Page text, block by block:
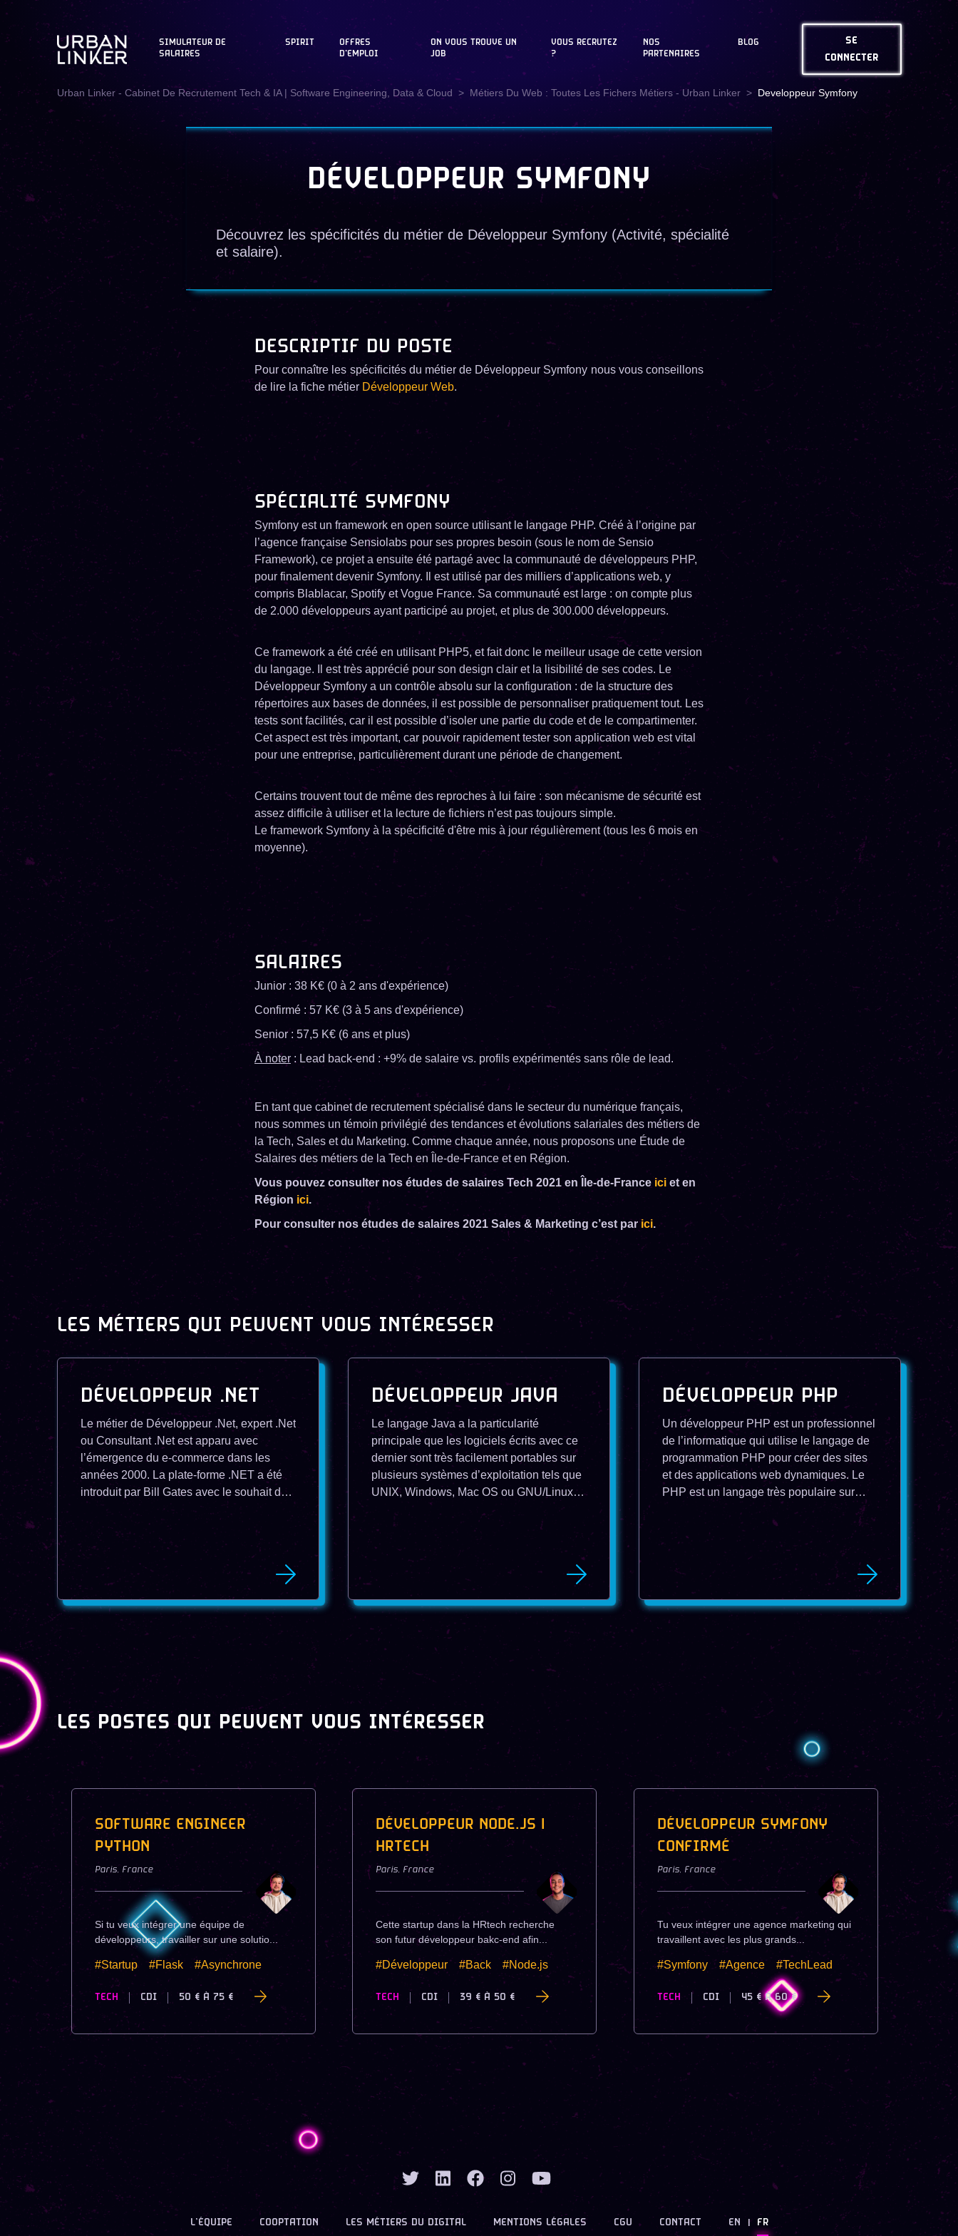
SIMULATEUR DE
SALAIRES
SPIRIT
OFFRES
D'EMPLOI
ON VOUS TROUVE UN
JOB
VOUS RECRUTEZ
?
NOS
PARTENAIRES
BLOG
SE
CONNECTER
Urban Linker - Cabinet De Recrutement Tech & IA | Software Engineering, Data & Cloud Métiers Du Web : Toutes Les Fichers Métiers - Urban Linker Developpeur Symfony
DÉVELOPPEUR SYMFONY
Découvrez les spécificités du métier de Développeur Symfony (Activité, spécialité
et salaire).
DESCRIPTIF DU POSTE
Pour connaître les spécificités du métier de Développeur Symfony nous vous conseillons
de lire la fiche métier Développeur Web.
SPÉCIALITÉ SYMFONY
Symfony est un framework en open source utilisant le langage PHP. Créé à l’origine par
l’agence française Sensiolabs pour ses propres besoin (sous le nom de Sensio
Framework), ce projet a ensuite été partagé avec la communauté de développeurs PHP,
pour finalement devenir Symfony. Il est utilisé par des milliers d’applications web, y
compris Blablacar, Spotify et Vogue France. Sa communauté est large : on compte plus
de 2.000 développeurs ayant participé au projet, et plus de 300.000 développeurs.
Ce framework a été créé en utilisant PHP5, et fait donc le meilleur usage de cette version
du langage. Il est très apprécié pour son design clair et la lisibilité de ses codes. Le
Développeur Symfony a un contrôle absolu sur la configuration : de la structure des
répertoires aux bases de données, il est possible de personnaliser pratiquement tout. Les
tests sont facilités, car il est possible d’isoler une partie du code et de le compartimenter.
Cet aspect est très important, car pouvoir rapidement tester son application web est vital
pour une entreprise, particulièrement durant une période de changement.
Certains trouvent tout de même des reproches à lui faire : son mécanisme de sécurité est
assez difficile à utiliser et la lecture de fichiers n’est pas toujours simple.
Le framework Symfony à la spécificité d'être mis à jour régulièrement (tous les 6 mois en
moyenne).
SALAIRES
Junior : 38 K€ (0 à 2 ans d'expérience)
Confirmé : 57 K€ (3 à 5 ans d'expérience)
Senior : 57,5 K€ (6 ans et plus)
À noter : Lead back-end : +9% de salaire vs. profils expérimentés sans rôle de lead.
En tant que cabinet de recrutement spécialisé dans le secteur du numérique français,
nous sommes un témoin privilégié des tendances et évolutions salariales des métiers de
la Tech, Sales et du Marketing. Comme chaque année, nous proposons une Étude de
Salaires des métiers de la Tech en Île-de-France et en Région.
Vous pouvez consulter nos études de salaires Tech 2021 en Île-de-France ici et en
Région ici.
Pour consulter nos études de salaires 2021 Sales & Marketing c’est parici.
LES MÉTIERS QUI PEUVENT VOUS INTÉRESSER
DÉVELOPPEUR .NET
Le métier de Développeur .Net, expert .Net
ou Consultant .Net est apparu avec
l’émergence du e-commerce dans les
années 2000. La plate-forme .NET a été
introduit par Bill Gates avec le souhait de
faire évoluer les produits Microsoft vers un
modèle ASP.
DÉVELOPPEUR JAVA
Le langage Java a la particularité
principale que les logiciels écrits avec ce
dernier sont très facilement portables sur
plusieurs systèmes d’exploitation tels que
UNIX, Windows, Mac OS ou GNU/Linux
avec peu ou pas de modifications.
DÉVELOPPEUR PHP
Un développeur PHP est un professionnel
de l’informatique qui utilise le langage de
programmation PHP pour créer des sites
et des applications web dynamiques. Le
PHP est un langage très populaire sur
internet, car il permet d’interagir avec des
bases de données, des serveurs, des
clients et des API.
LES POSTES QUI PEUVENT VOUS INTÉRESSER
SOFTWARE ENGINEER
PYTHON
Paris, France
Si tu veux intégrer une équipe de
développeurs, travailler sur une solutio...
#Startup #Flask #Asynchrone
TECH CDI 50 € À 75 €
DÉVELOPPEUR NODE.JS |
HRTECH
Paris, France
Cette startup dans la HRtech recherche
son futur développeur bakc-end afin...
#Développeur #Back #Node.js
TECH CDI 39 € À 50 €
DÉVELOPPEUR SYMFONY
CONFIRMÉ
Paris, France
Tu veux intégrer une agence marketing qui
travaillent avec les plus grands...
#Symfony #Agence #TechLead
TECH CDI 45 € À 60 €
L’ÉQUIPE COOPTATION LES MÉTIERS DU DIGITAL MENTIONS LÉGALES CGU CONTACT EN | FR